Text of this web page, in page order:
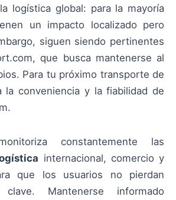
logística global: para la mayoría
un impacto localizado pero
siguen siendo pertinentes
que busca mantenerse al
Para tu próximo transporte de
la conveniencia y la fiabilidad de
constantemente las
internacional, comercio y
que los usuarios no pierdan
clave. Mantenerse informado